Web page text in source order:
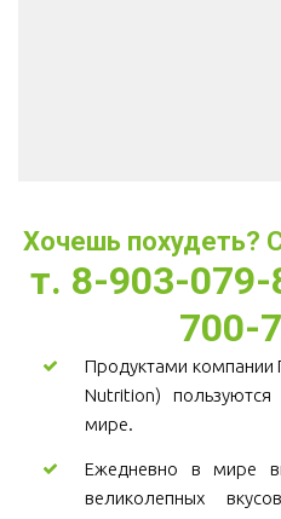
Хочешь похудеть?
т. 8-903-
700-
Продуктами компании
Nutrition)
мире.
Ежедневно в мире
великолепных